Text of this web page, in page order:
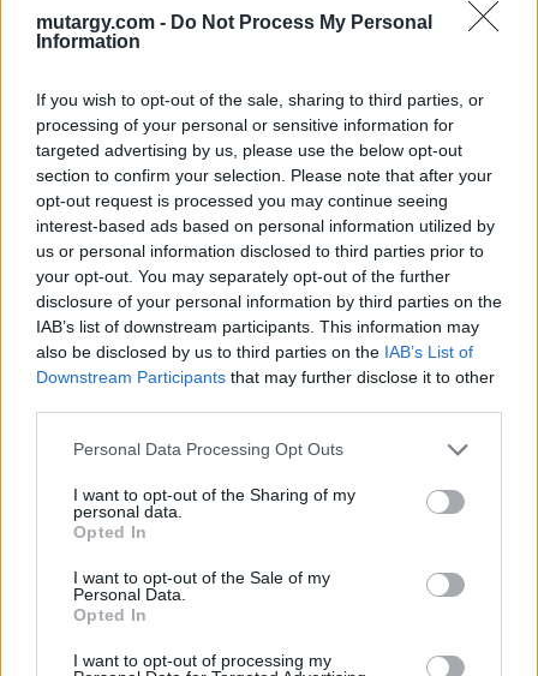
mutargy.com - Do Not Process My Personal
Information
If you wish to opt-out of the sale, sharing to third parties, or
processing of your personal or sensitive information for
targeted advertising by us, please use the below opt-out
section to confirm your selection. Please note that after your
opt-out request is processed you may continue seeing
interest-based ads based on personal information utilized by
us or personal information disclosed to third parties prior to
your opt-out. You may separately opt-out of the further
disclosure of your personal information by third parties on the
IAB’s list of downstream participants. This information may
also be disclosed by us to third parties on the IAB’s List of
Downstream Participants that may further disclose it to other
Personal Data Processing Opt Outs
I want to opt-out of the Sharing of my
personal data.
Opted In
I want to opt-out of the Sale of my
Personal Data.
Opted In
I want to opt-out of processing my
Ferenczy Károly, Ferenczy Noémi, Ferenczy Béni, Fialka
Olga, Deim Pál, Bukta Imre
Megnyitó időpont: 2026.01.22 15:00
01.22 - 01.06
Kiállítás linkje
MODEM 20: VÁLOGATÁS A MODEM GYŰJTEMÉNYÉBŐL
Balogh Kristóf József, Berhidi Mária, Birkás Ákos, Bögös
Lóránd, Bukta Imre, Centrala (Małgorzata Kuciewicz &
Erhardt Miklós, Erményi Mátyás, Ganczaugh Miklós, Gerber
Pál, Gosztola Kitti, Gróf Ferenc, Imreh Sándor, Kiss Richárd,
Kortmann-Járay Katalin & Mendreczky Karina, Kristóf
Gábor, Nagy Csilla, Oláh Norbert, Pacsika Rudolf, Pettendi-